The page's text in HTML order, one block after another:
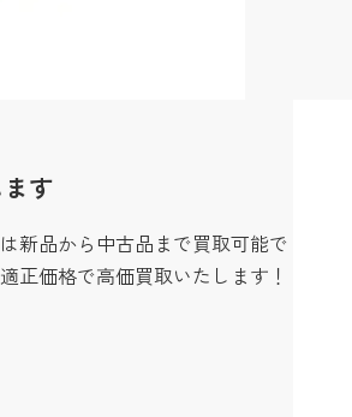
す
新品から中古品まで買取可能で
正価格で高価買取いたします！